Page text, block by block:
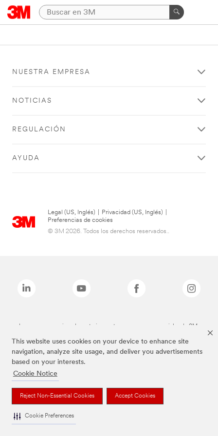
This website uses cookies on your device to enhance site
navigation, analyze site usage, and deliver you advertisements
based on your interests.
Cookie Notice
Reject Non-Essential Cookies Accept Cookies
Cookie Preferences
NUESTRA EMPRESA
NOTICIAS
REGULACIÓN
AYUDA
Legal (US, Inglés) Privacidad (US, Inglés)
Preferencias de cookies
© 3M 2026. Todos los derechos reservados..
Las marcas mencionadas anteriormente son marcas comerciales de 3M.